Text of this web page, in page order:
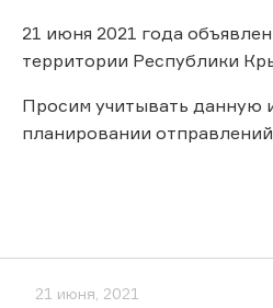
21 июня 2021 года
территории Республики
Просим учитывать данную
планировании
21 июня, 2021